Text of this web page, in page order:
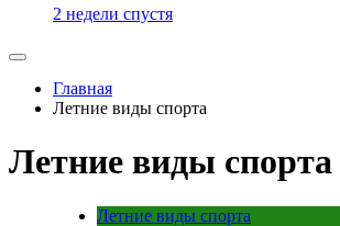
2 недели спустя
Главная
Летние виды спорта
Летние виды спорта
Летние виды спорта